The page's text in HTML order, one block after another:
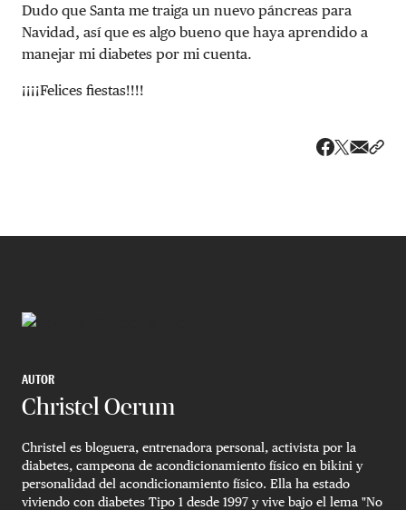
Dudo que Santa me traiga un nuevo páncreas para
Navidad, así que es algo bueno que haya aprendido a
manejar mi diabetes por mi cuenta.
¡¡¡¡Felices fiestas!!!!
AUTOR
Christel Oerum
Christel es bloguera, entrenadora personal, activista por la
diabetes, campeona de acondicionamiento físico en bikini y
personalidad del acondicionamiento físico. Ella ha estado
viviendo con diabetes Tipo 1 desde 1997 y vive bajo el lema "No